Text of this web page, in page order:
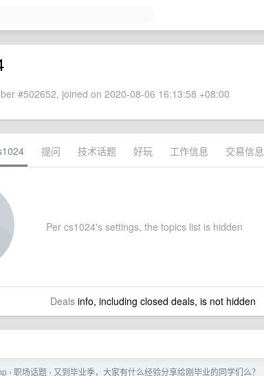
#502652, joined on 2020-08-06 16:13:58 +08:00
提问 技术话题 好玩 工作信息 交易信息
Per cs1024's settings, the topics list is hidden
Dealsinfo, including closed deals, is not hidden
› 职场话题 › 又到毕业季，大家有什么经验分享给刚毕业的同学们么？